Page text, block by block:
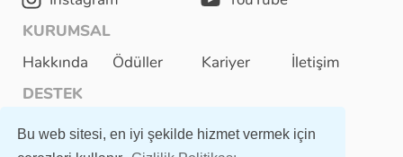
Bu web sitesi, en iyi şekilde hizmet vermek için
KURUMSAL
Hakkında
Ödüller Kariyer
İletişim
DESTEK
Kullanıcı Sözleşmesi